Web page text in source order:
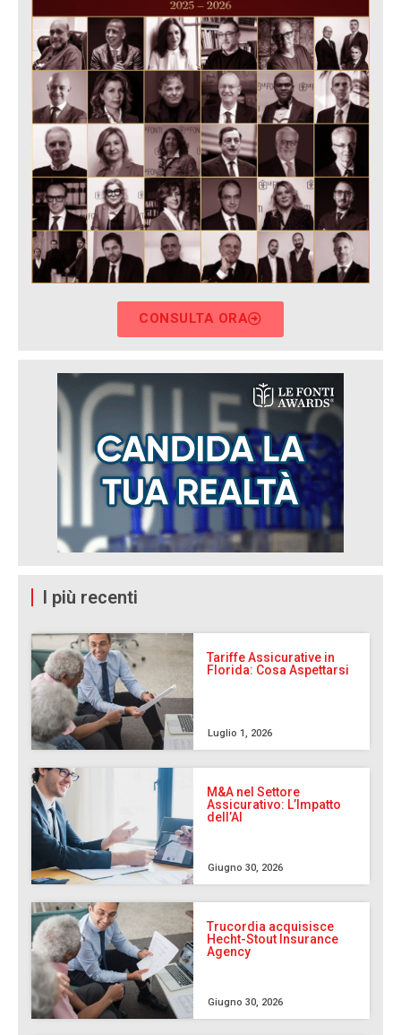
CONSULTA ORA
I più recenti
Tariffe Assicurative in
Florida: Cosa Aspettarsi
Luglio 1, 2026
M&A nel Settore
Assicurativo: L’Impatto
dell’AI
Giugno 30, 2026
Trucordia acquisisce
Hecht-Stout Insurance
Agency
Giugno 30, 2026